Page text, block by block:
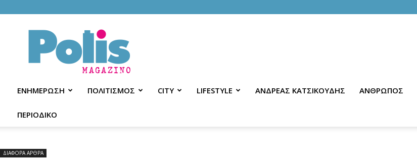
Polis
Magazino
ΕΝΗΜΕΡΩΣΗ ΠΟΛΙΤΙΣΜΟΣ CITY LIFESTYLE ΑΝΔΡΕΑΣ ΚΑΤΣΙΚΟΥΔΗΣ ΑΝΘΡΩΠΟΣ
ΠΕΡΙΟΔΙΚΟ
ΔΙΑΦΟΡΑ ΑΡΘΡΑ